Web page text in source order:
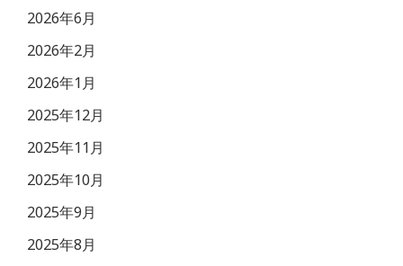
2026年6月
2026年2月
2026年1月
2025年12月
2025年11月
2025年10月
2025年9月
2025年8月